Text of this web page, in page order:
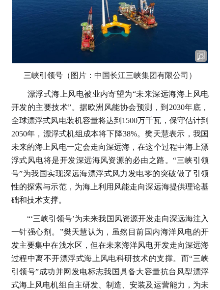
三峡引领号（图片：中国长江三峡集团有限公司）
漂浮式海上风电被业内寄望为“未来深远海海上风电
开发的主要技术”。据欧洲风能协会预测，到2030年底，
全球漂浮式风电装机容量将达到1500万千瓦，保守估计到
2050年，漂浮式机组成本将下降38%。樊天慧表示，我国
未来的海上风电一定会走向深远海，在这个过程中海上漂
浮式风电将是开发深远海风资源的必由之路。“三峡引领
号”为我国实现深远海漂浮式风力发电零的突破做了引领
性的探索与示范，为海上利用风能走向深远海提供理论基
础和技术支撑。
“‘三峡引领号’为未来我国风资源开发走向深远海注入
一针强心剂。”樊天慧认为，虽然目前国内海洋风电的开
发主要集中在浅水区，但在未来海洋风电开发走向深远海
过程中离不开漂浮式海上风电科研技术的支撑。而“三峡
引领号”成功并网发电标志我国具备大容量抗台风型漂浮
式海上风电机组自主研发、制造、安装及运营能力，为未